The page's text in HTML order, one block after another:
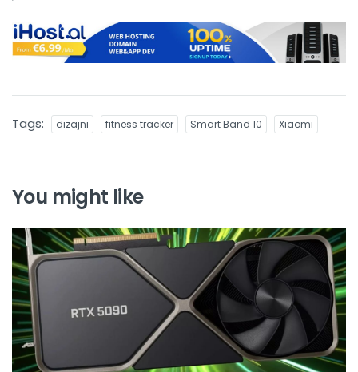
Tags: dizajni fitness tracker Smart Band 10 Xiaomi
You might like